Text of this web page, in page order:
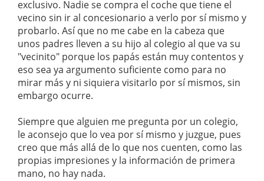
exclusivo. Nadie se compra el coche que tiene el
vecino sin ir al concesionario a verlo por sí mismo y
probarlo. Así que no me cabe en la cabeza que
unos padres lleven a su hijo al colegio al que va su
"vecinito" porque los papás están muy contentos y
eso sea ya argumento suficiente como para no
mirar más y ni siquiera visitarlo por sí mismos, sin
embargo ocurre.
Siempre que alguien me pregunta por un colegio,
le aconsejo que lo vea por sí mismo y juzgue, pues
creo que más allá de lo que nos cuenten, como las
propias impresiones y la información de primera
mano, no hay nada.